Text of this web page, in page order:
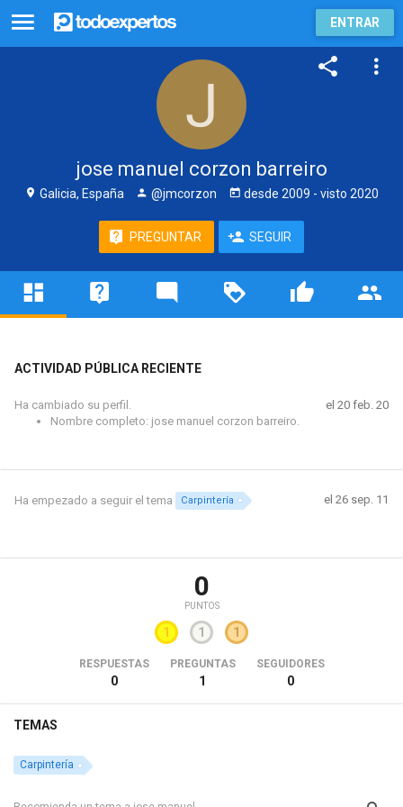
ENTRAR
jose manuel corzon barreiro
Galicia, España @jmcorzon desde 2009 - visto 2020
PREGUNTAR SEGUIR
ACTIVIDAD PÚBLICA RECIENTE
Ha cambiado su perfil.
Nombre completo: jose manuel corzon barreiro.
el 20 feb. 20
Ha empezado a seguir el tema Carpintería el 26 sep. 11
0
PUNTOS
1 1 1
RESPUESTAS
0
PREGUNTAS
1
SEGUIDORES
0
TEMAS
Carpintería